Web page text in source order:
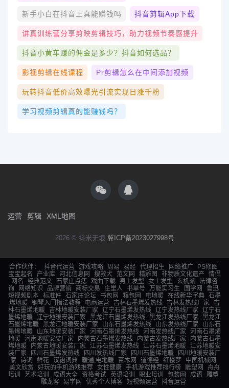
新手小白在抖音上真能赚钱吗 抖音剪辑app下载
讲真训练营分享剪映剪辑技巧，助力视频节奏感提升
抖音小黄车赚的佣金是多少？抖音如何选品？
影视剪辑在线课程 Pr剪辑怎么在中间添加视频
玩转抖音低价高效曝光引流实现日涨千粉
学习视频剪辑真的能赚钱吗？
运营 剪辑 XML地图
2026 © 抖米无垠 冀ICP备2023027998号
合作伙伴： 抖音代运营 游戏攻略 周易 易经 代理招生 网络推广
PS修图
宝宝起名
产业库 河北信息网 搜救犬 范文网 精雕图 非物质文化遗产
情侣
网名
经典范文 石家庄点痣 戏曲下载 男士发型 女士发型 玄机派
法律咨
询
网络知识 品牌营销 商标交易 庄里人 书单号 万能实习生 国学网
鲁迅
短视频剧本 标准件 石家庄论坛 书包网 箱包网 电地暖 在线新华字典 石墨
烯地暖 钢琴入门指法教程 电商运营 吉林石墨烯发热线 吉林发热线厂家
吉
林石墨烯地暖
吉林地暖安装厂家 辽宁石墨烯发热线 辽宁发热线厂家
辽宁石
墨烯地暖 辽宁地暖安装厂家 黑龙江石墨烯发热线 黑龙江发热线厂家
黑龙江
石墨烯地暖 黑龙江地暖安装厂家 山东石墨烯发热线 山东发热线厂家
山东石
墨烯地暖
山东地暖安装厂家 河南石墨烯发热线 河南发热线厂家
河南石墨烯
地暖 河南地暖安装厂家 内蒙古石墨烯发热线 内蒙古发热线厂家
内蒙古石墨
烯地暖
内蒙古地暖安装厂家 江苏石墨烯发热线 江苏石墨烯地暖
江苏地暖安
装厂家
四川石墨烯发热线 四川发热线厂家 四川石墨烯地暖
四川地暖安装厂
家
诗词 鲜花 汉语词典 暖通,电地暖 苗木网 道德经 红楼梦
中国机械网
美文欣赏
好玩的手机游戏推荐 女性健康 手机游戏推荐排行榜 雕塑网
舟舟
培训
艺术培训 成语大全 资格考试 英语培训 职业培训 包装网 成语
雕塑
雕龙客
易学网 优秀个人博客 短视频运营 抖音运营